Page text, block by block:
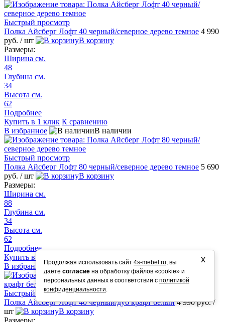
Быстрый просмотр
Полка Айсберг Лофт 40 черный/северное дерево темное 4 990
руб. / шт
В корзину
Размеры:
Ширина см.
48
Глубина см.
34
Высота см.
62
Подробнее
Купить в 1 клик К сравнению
В избранное
В наличии
Быстрый просмотр
Полка Айсберг Лофт 80 черный/северное дерево темное 5 690
руб. / шт
В корзину
Размеры:
Ширина см.
88
Глубина см.
34
Высота см.
62
Подробнее
Купить в 1 клик
В избранное
В наличии
Быстрый просмотр
Полка Айсберг Лофт 40 черный/дуб крафт белый 4 990 руб./
шт
В корзину
Размеры:
Продолжая использовать сайт 4s-mebel.ru, вы
даёте согласие на обработку файлов «cookie» и
персональных данных в соответствии с политикой
конфиденциальности.
х